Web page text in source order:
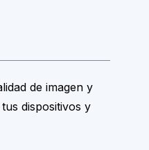
de imagen y
dispositivos y